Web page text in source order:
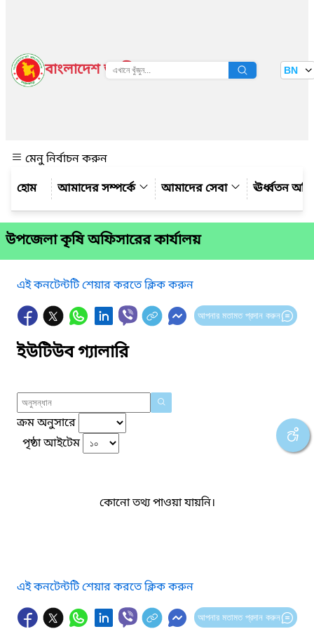
বাংলাদেশ জাতীয় তথ্য বাতায়ন BN
মেনু নির্বাচন করুন
আমাদের সম্পর্কে
আমাদের সেবা ঊর্ধ্বতন
উপজেলা কৃষি অফিসারের কার্যালয়
এই কনটেন্টটি শেয়ার করতে ক্লিক করুন
আপনার মতামত প্রদান করুন
ইউটিউব গ্যালারি
ক্রম অনুসারে
পৃষ্ঠা আইটেম
কোনো তথ্য পাওয়া যায়নি।
এই কনটেন্টটি শেয়ার করতে ক্লিক করুন
আপনার মতামত প্রদান করুন